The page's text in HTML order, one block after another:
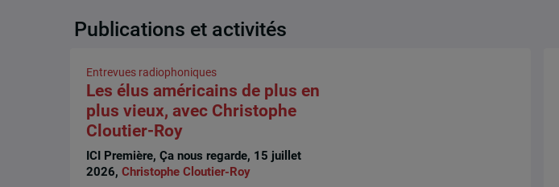
Publications et activités
Entrevues radiophoniques
Les élus américains de plus en
plus vieux, avec Christophe
Cloutier-Roy
ICI Première, Ça nous regarde, 15 juillet
2026,Christophe Cloutier-Roy